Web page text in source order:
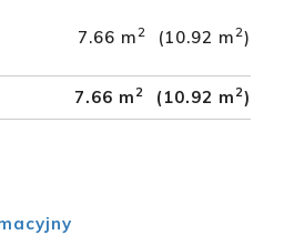
(10.92 m2)
7.66 m2
(10.92 m 2)
7.66 m 2